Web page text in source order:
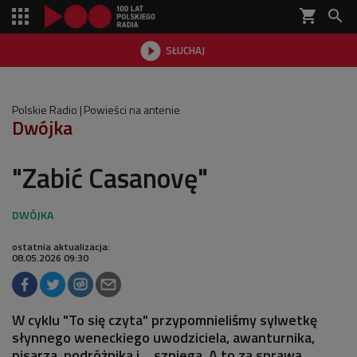
shopping_cart 
 SŁUCHAJ

Polskie Radio Powieści na antenie
Dwójka
"Zabić Casanovę"
ostatnia aktualizacja:
08.05.2026 09:30
W cyklu "To się czyta" przypomnieliśmy sylwetkę
słynnego weneckiego uwodziciela, awanturnika,